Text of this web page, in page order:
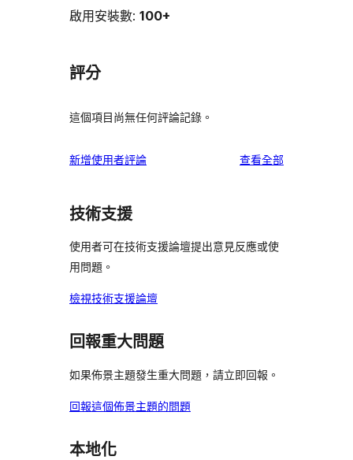
啟用安裝數: 100+
評分
這個項目尚無任何評論記錄。
新增使用者評論 查看全部使
技術支援
使用者可在技術支援論壇提出意見反應或使
用問題。
檢視技術支援論壇
回報重大問題
如果佈景主題發生重大問題，請立即回報。
回報這個佈景主題的問題
本地化